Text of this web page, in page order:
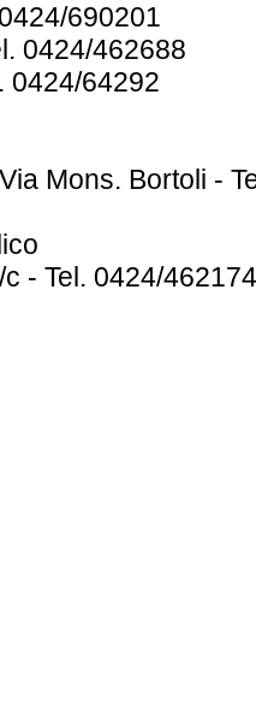
690201
0424/462688
0424/64292
Mons. Bortoli -
- Tel. 0424/